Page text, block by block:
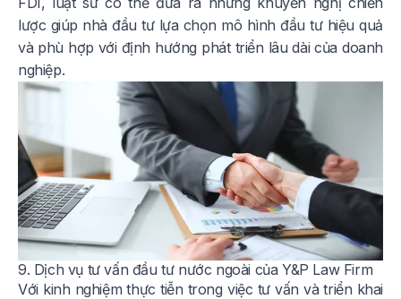
lược giúp nhà đầu tư lựa chọn mô hình đầu tư hiệu quả
và phù hợp với định hướng phát triển lâu dài của doanh
nghiệp.
9. Dịch vụ tư vấn đầu tư nước ngoài củaY&P Law Firm
Với kinh nghiệm thực tiễn trong việc tư vấn và triển khai